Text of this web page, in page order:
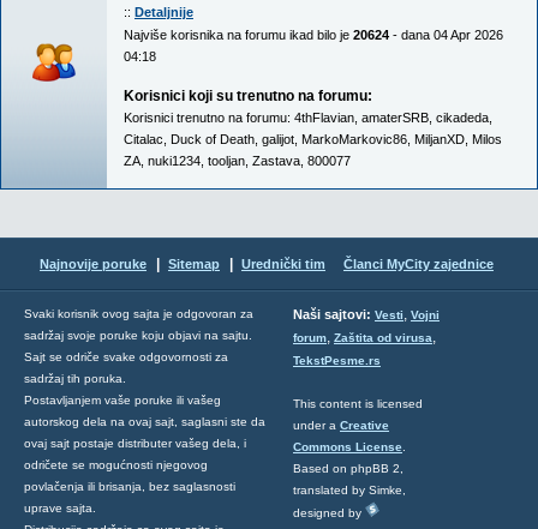
:: Detaljnije
Najviše korisnika na forumu ikad bilo je 20624 - dana 04 Apr 2026
04:18
Korisnici koji su trenutno na forumu:
Korisnici trenutno na forumu: 4thFlavian amaterSRB cikadeda
Citalac Duck of Death galijot MarkoMarkovic86 MiljanXD Milos
ZA nuki1234 tooljan Zastava 800077
Najnovije poruke Sitemap Urednički tim Članci MyCity zajednice
Svaki korisnik ovog sajta je odgovoran za
sadržaj svoje poruke koju objavi na sajtu.
Sajt se odriče svake odgovornosti za
sadržaj tih poruka.
Postavljanjem vaše poruke ili vašeg
autorskog dela na ovaj sajt, saglasni ste da
ovaj sajt postaje distributer vašeg dela, i
odričete se mogućnosti njegovog
povlačenja ili brisanja, bez saglasnosti
uprave sajta.
Naši sajtovi: Vesti, Vojni
forum, Zaštita od virusa,
TekstPesme.rs
This content is licensed
under a Creative
Commons License
Based on phpBB 2,
translated by Simke,
designed by